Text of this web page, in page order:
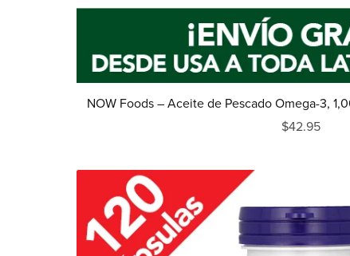
NOW Foods – Aceite de Pescado Omega-3,
$42.95